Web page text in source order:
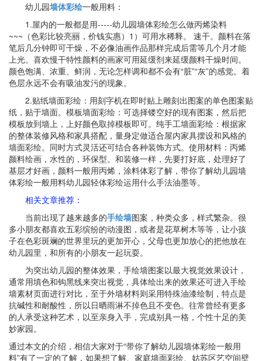
幼儿园墙体彩绘一般用料：
1.屋内的一般都是用-----幼儿园墙体彩绘怎么做丙烯染料
~~~（色彩比较亮丽，价钱实惠）1）可用水稀释。 速干。颜料在落
笔后几分钟即可干燥，不必像油画作品那样完成后需等几个月才能
上光。喜欢慢干特性颜料的画家可用延缓剂来延缓颜料干燥时间。
颜色饱满、浓重、鲜润，无论怎样调和都不会有“脏”“灰”的感觉。着
色层永远不会有吸油发污的现象。
2.贴纸墙面彩绘：用刻字机在即时贴上雕刻出图案的单色图案贴
纸，贴于墙面。模板墙面彩绘：可选择镂空好的现有图案，然后把
模板放到墙上，上好颜色取掉模板即可。纯手工墙面彩绘：根据家
的整体装修风格和家具搭配，量身定做适合屋内家具摆设和风格的
墙面彩绘。同时方式灵活还可结合各种装饰方式。使用材料：丙烯
颜料绘画，水性的，环保型。和装修一样，先要打好底，处理好了
基层才好画，颜料一般用丙烯，涂料体彩了解，带你了解幼儿园墙
体彩绘一般用料幼儿园轻体彩绘运用什么手法油墨等。
相关文章推荐：
当前出现了越来越多的手绘墙图案，种类众多，样式繁杂。很
多小朋友都喜欢五彩缤纷的动漫图，或者是花草树木等等，让小孩
子在色彩斑斓的世界里玩的更加开心，父母也更加放心的把他放在
幼儿园里，和所有的小朋友一起玩耍。
为突出幼儿园的整体效果，手绘墙图案以最大视觉效果设计，
通常用填色和钩黑线来突出视觉，具体绘出来的效果还可进入手绘
墙素材页面进行对比，至于外墙材料则采用特殊油漆绘制，特点是
抗碱性和耐酸性，所以日晒雨淋不掉色且不变色。往常曾经有更多
的人承受这种艺术，以至亲身入手，完成别具一格，个性十足的美
妙家园。
通过本文的介绍，相信大家对于“带你了解幼儿园墙体彩绘一般用
料”有了一定的了解，如果想了解、家庭墙面彩绘、姑苏区艺空间壁